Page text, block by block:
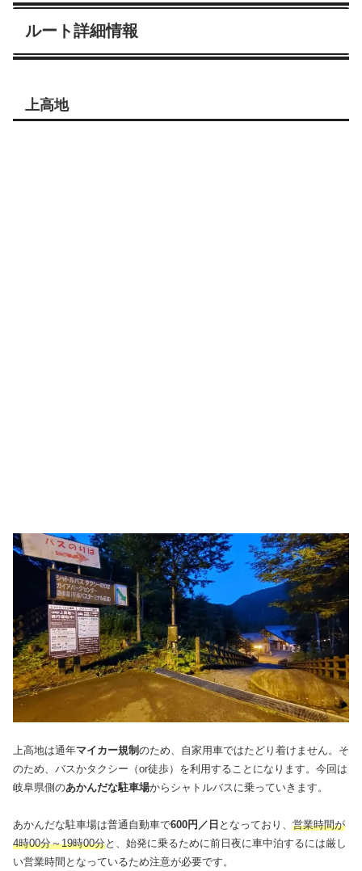
ルート詳細情報
上高地
上高地は通年マイカー規制 のため、自家用車ではたどり着けません。そ
のため、バスかタクシー（or徒歩）を利用することになります。今回は
岐阜県側のあかんだな駐車場からシャトルバスに乗っていきます。
あかんだな駐車場は普通自動車で600円／日 となっており、 営業時間が
4時00分～19時00分と、始発に乗るために前日夜に車中泊するには厳し
い営業時間となっているため注意が必要です。